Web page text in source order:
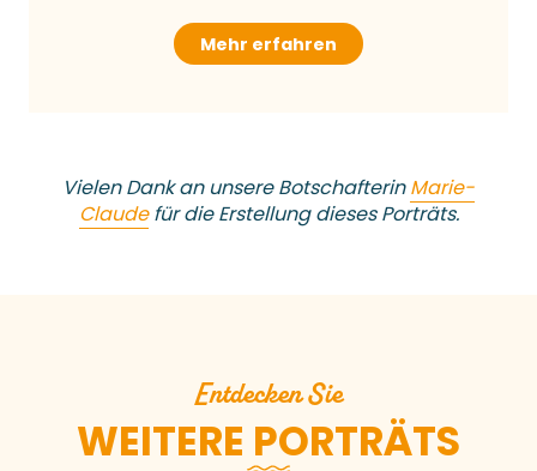
Mehr erfahren
Vielen Dank an unsere BotschafterinMarie-
Claudefür die Erstellung dieses Porträts.
Entdecken Sie
WEITERE PORTRÄTS